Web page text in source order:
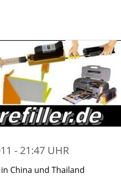
- 21:47 UHR
China und Thailand